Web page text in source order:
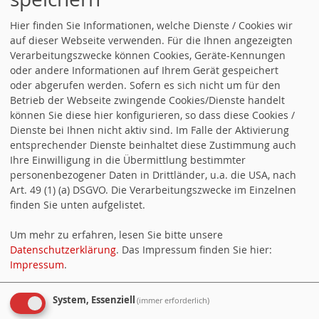
Hier finden Sie Informationen, welche Dienste / Cookies wir
auf dieser Webseite verwenden. Für die Ihnen angezeigten
Verarbeitungszwecke können Cookies, Geräte-Kennungen
oder andere Informationen auf Ihrem Gerät gespeichert
oder abgerufen werden. Sofern es sich nicht um für den
Betrieb der Webseite zwingende Cookies/Dienste handelt
können Sie diese hier konfigurieren, so dass diese Cookies /
Dienste bei Ihnen nicht aktiv sind. Im Falle der Aktivierung
entsprechender Dienste beinhaltet diese Zustimmung auch
Ihre Einwilligung in die Übermittlung bestimmter
personenbezogener Daten in Drittländer, u.a. die USA, nach
Art. 49 (1) (a) DSGVO. Die Verarbeitungszwecke im Einzelnen
finden Sie unten aufgelistet.
Um mehr zu erfahren, lesen Sie bitte unsere
Datenschutzerklärung. Das Impressum finden Sie hier:
Impressum.
System, Essenziell (immer erforderlich)